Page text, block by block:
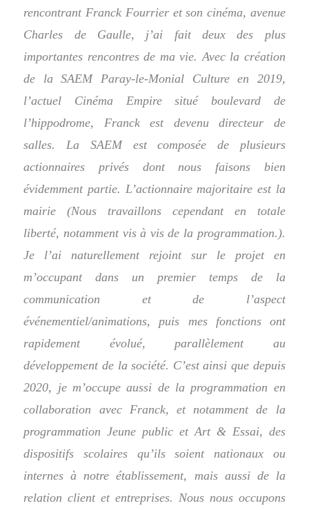
rencontrant Franck Fourrier et son cinéma, avenue
Charles de Gaulle, j’ai fait deux des plus
importantes rencontres de ma vie. Avec la création
de la SAEM Paray-le-Monial Culture en 2019,
l’actuel Cinéma Empire situé boulevard de
l’hippodrome, Franck est devenu directeur de
salles. La SAEM est composée de plusieurs
actionnaires privés dont nous faisons bien
évidemment partie. L’actionnaire majoritaire est la
mairie (Nous travaillons cependant en totale
liberté, notamment vis à vis de la programmation.).
Je l’ai naturellement rejoint sur le projet en
m’occupant dans un premier temps de la
communication et de l’aspect
événementiel/animations, puis mes fonctions ont
rapidement évolué, parallèlement au
développement de la société. C’est ainsi que depuis
2020, je m’occupe aussi de la programmation en
collaboration avec Franck, et notamment de la
programmation Jeune public et Art & Essai, des
dispositifs scolaires qu’ils soient nationaux ou
internes à notre établissement, mais aussi de la
relation client et entreprises. Nous nous occupons